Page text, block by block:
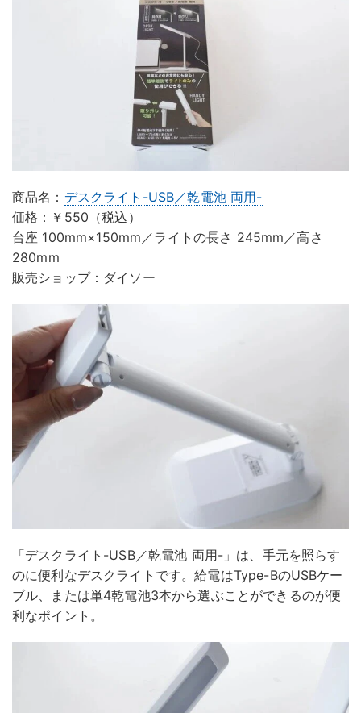
商品名： デスクライト-USB／乾電池 両用-
価格：￥550（税込）
台座 100mm×150mm／ライトの長さ 245mm／高さ
280mm
販売ショップ：ダイソー
「デスクライト-USB／乾電池 両用-」は、手元を照らす
のに便利なデスクライトです。給電はType-BのUSBケー
ブル、または単4乾電池3本から選ぶことができるのが便
利なポイント。